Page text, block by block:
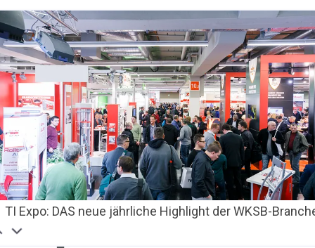
TI Expo: DAS neue jährliche Highlight der WKSB-